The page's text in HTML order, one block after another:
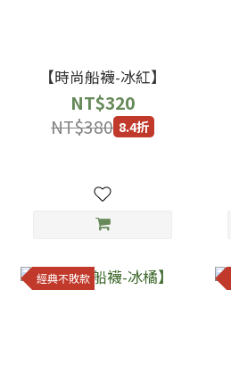
【時尚船襪-冰紅】
NT$320
NT$380 8.4折
經典不敗款